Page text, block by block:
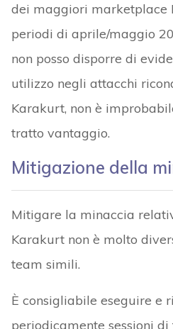
dei maggiori marketplace
periodi di aprile/maggio
non posso disporre di
utilizzo negli attacchi
Karakurt, non è
tratto vantaggio.
Mitigazione della
Mitigare la minaccia
Karakurt non è molto
team simili.
È consigliabile eseguire e
periodicamente sessioni